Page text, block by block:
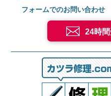
フォームでのお問い合わせ
24時